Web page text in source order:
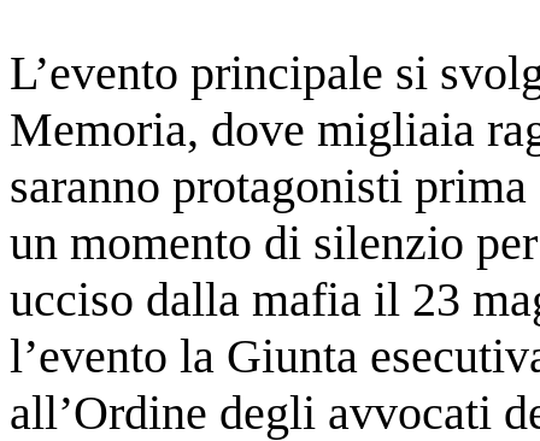
L’evento principale si
Memoria, dove migliaia
saranno protagonisti
un momento di silenzio
ucciso dalla mafia il 23
l’evento la Giunta
all’Ordine degli avvocati